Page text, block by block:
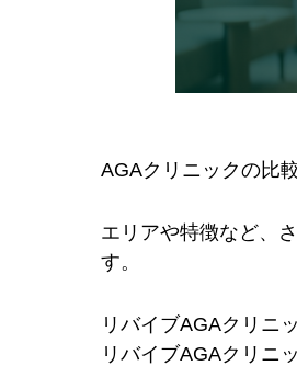
AGAクリニックの比
エリアや特徴など、
す。
リバイブAGAクリニ
リバイブAGAクリニ